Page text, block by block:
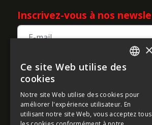
Inscrivez-vous à nos
TEAM CORALLY
B-2250 Olen
Belgium
call +32
alternate_email
×
Ce site Web utilise des
cookies
Notre site Web utilise des cookies pour
améliorer l'expérience utilisateur. En
utilisant notre site Web, vous acceptez tous